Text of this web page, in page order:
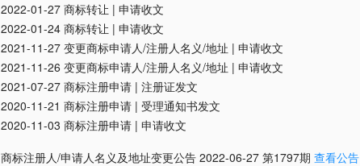
2022-01-27 商标转让 | 申请收文
2022-01-24 商标转让 | 申请收文
2021-11-27 变更商标申请人/注册人名义/地址 | 申请收文
2021-11-26 变更商标申请人/注册人名义/地址 | 申请收文
2021-07-27 商标注册申请 | 注册证发文
2020-11-21 商标注册申请 | 受理通知书发文
2020-11-03 商标注册申请 | 申请收文
商标注册人/申请人名义及地址变更公告 2022-06-27 第1797期 查看公告